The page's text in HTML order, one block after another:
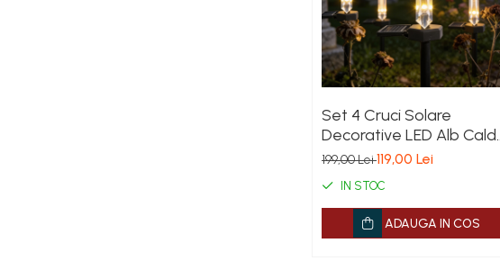
Set 4 Cruci Solare
Decorative LED Alb Cald
pentru Gradina si Cimitir –
199,00 Lei119,00 Lei
IN STOC
ADAUGA IN COS